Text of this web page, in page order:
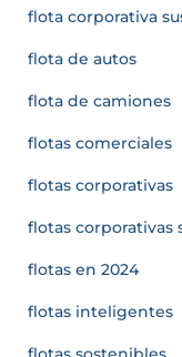
flota corporativa
flota de autos
flota de camiones
flotas comerciales
flotas corporativas
flotas corporativas
flotas en 2024
flotas inteligentes